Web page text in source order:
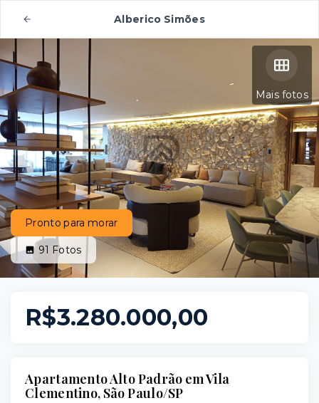
Alberico Simões
Mais fotos
Pronto para morar
91 Fotos
R$3.280.000,00
Apartamento Alto Padrão em Vila
Clementino, São Paulo/SP